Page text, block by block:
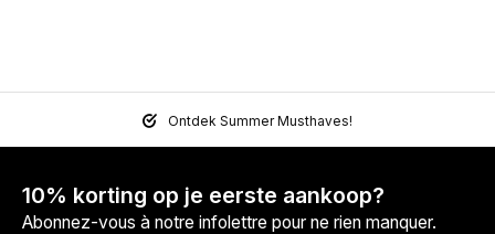
Ontdek Summer Musthaves!
10% korting op je eerste aankoop?
Abonnez-vous à notre infolettre pour ne rien manquer.